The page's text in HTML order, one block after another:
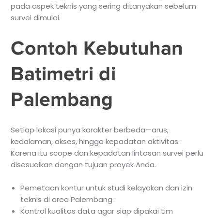
pada aspek teknis yang sering ditanyakan sebelum
survei dimulai.
Contoh Kebutuhan
Batimetri di
Palembang
Setiap lokasi punya karakter berbeda—arus,
kedalaman, akses, hingga kepadatan aktivitas.
Karena itu scope dan kepadatan lintasan survei perlu
disesuaikan dengan tujuan proyek Anda.
Pemetaan kontur untuk studi kelayakan dan izin
teknis di area Palembang.
Kontrol kualitas data agar siap dipakai tim